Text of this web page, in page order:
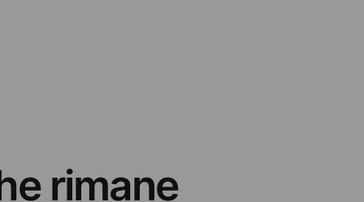
rimane